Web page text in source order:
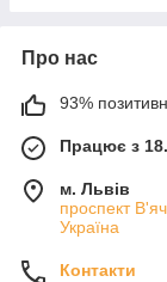
Про нас
93%
Працює з
м. Львів
проспект
Україна
Контакти